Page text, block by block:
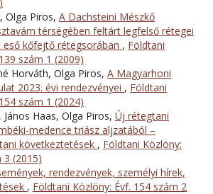
Olga Piros, A Dachsteini Mészkő
térségében feltárt legfelső rétegei
kőfejtő rétegsorában , Földtani
szám 1 (2009)
Horváth, Olga Piros, A Magyarhoni
2023. évi rendezvényei , Földtani
szám 1 (2024)
Haas, Olga Piros, Új rétegtani
medence triász aljzatából –
következtetések , Földtani Közlöny:
3 (2015)
rendezvények, személyi hírek,
, Földtani Közlöny: Évf. 154 szám 2